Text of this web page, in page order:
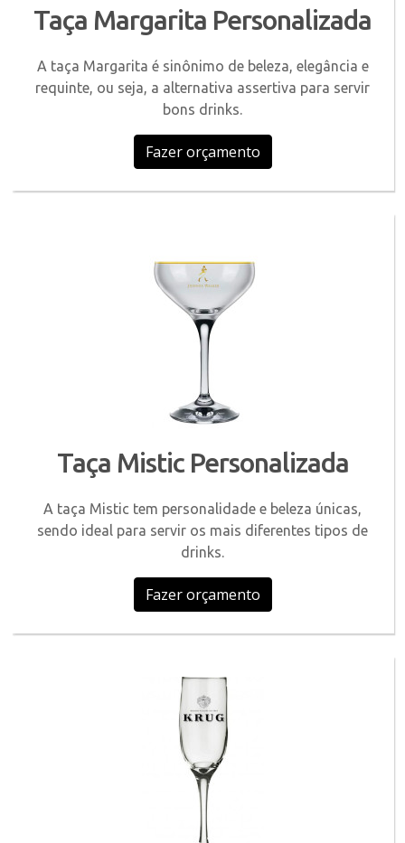
Taça Margarita Personalizada
A taça Margarita é sinônimo de beleza, elegância e
requinte, ou seja, a alternativa assertiva para servir
bons drinks.
Fazer orçamento
Taça Mistic Personalizada
A taça Mistic tem personalidade e beleza únicas,
sendo ideal para servir os mais diferentes tipos de
drinks.
Fazer orçamento